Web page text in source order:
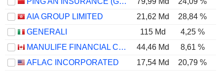
AIA GROUP LIMITED
21,62 Md 28,84 %
GENERALI
115 Md 4,25 %
MANULIFE FINANCIAL CORPORATION
44,46 Md
8,61 %
AFLAC INCORPORATED
17,54 Md 20,79 %